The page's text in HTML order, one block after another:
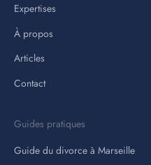
Expertises
À propos
Articles
Contact
Guides pratiques
Guide du divorce à Marseille